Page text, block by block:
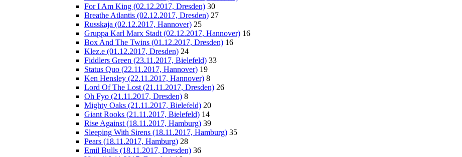
For I Am King (02.12.2017, Dresden) 30
Breathe Atlantis (02.12.2017, Dresden) 27
Russkaja (02.12.2017, Hannover) 25
Gruppa Karl Marx Stadt (02.12.2017, Hannover) 16
Box And The Twins (01.12.2017, Dresden) 16
Klez.e (01.12.2017, Dresden) 24
Fiddlers Green (23.11.2017, Bielefeld) 33
Status Quo (22.11.2017, Hannover) 19
Ken Hensley (22.11.2017, Hannover) 8
Lord Of The Lost (21.11.2017, Dresden) 26
Oh Fyo (21.11.2017, Dresden) 8
Mighty Oaks (21.11.2017, Bielefeld) 20
Giant Rooks (21.11.2017, Bielefeld) 14
Rise Against (18.11.2017, Hamburg) 39
Sleeping With Sirens (18.11.2017, Hamburg) 35
Pears (18.11.2017, Hamburg) 28
Emil Bulls (18.11.2017, Dresden) 36